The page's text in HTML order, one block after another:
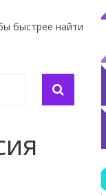
быстрее найти